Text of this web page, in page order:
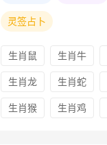
灵签占卜
生肖鼠 生肖牛
生肖龙 生肖蛇
生肖猴 生肖鸡